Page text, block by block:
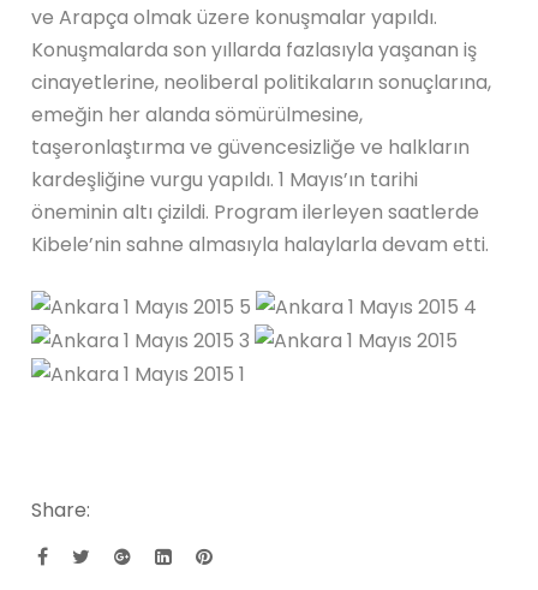
ve Arapça olmak üzere konuşmalar yapıldı.
Konuşmalarda son yıllarda fazlasıyla yaşanan iş
cinayetlerine, neoliberal politikaların sonuçlarına,
emeğin her alanda sömürülmesine,
taşeronlaştırma ve güvencesizliğe ve halkların
kardeşliğine vurgu yapıldı. 1 Mayıs’ın tarihi
öneminin altı çizildi. Program ilerleyen saatlerde
Kibele’nin sahne almasıyla halaylarla devam etti.
Share: